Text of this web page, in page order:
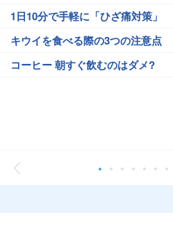
1日10分で手軽に「ひざ痛対策」
キウイを食べる際の3つの注意点
コーヒー 朝すぐ飲むのはダメ?